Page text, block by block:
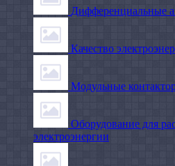
Дифференциальные
Качество
Модульные
Оборудование для
электроэнергии